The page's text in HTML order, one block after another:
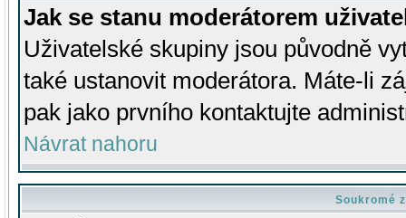
Jak se stanu moderátorem
Uživatelské skupiny jsou původně
také ustanovit moderátora. Máte-li
pak jako prvního kontaktujte
Návrat nahoru
Soukromé